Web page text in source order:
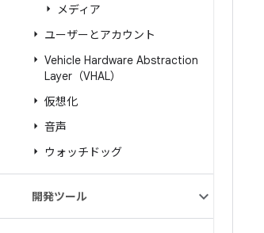
メディア
ユーザーとアカウント
Vehicle Hardware Abstraction
Layer（VHAL）
仮想化
音声
ウォッチドッグ
開発ツール